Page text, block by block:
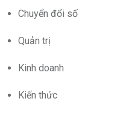
Chuyển đổi số
Quản trị
Kinh doanh
Kiến thức